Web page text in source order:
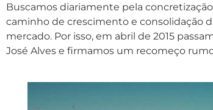
Buscamos diariamente pela
caminho de crescimento e consolidação
mercado. Por isso, em abril de 2015
José Alves e firmamos um recomeço